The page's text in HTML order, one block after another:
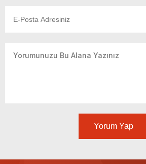
Yorum Yap